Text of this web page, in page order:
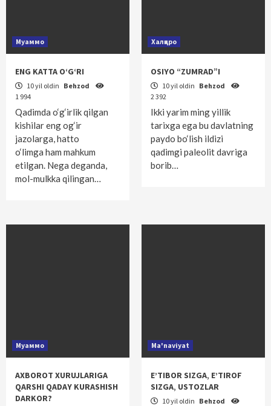
Муаммо
ENG KATTA O‘G‘RI
10 yil oldin Behzod
1 994
Qadimda o‘g‘irlik qilgan
kishilar eng og‘ir
jazolarga, hatto
o‘limga ham mahkum
etilgan. Nega deganda,
mol-mulkka qilingan…
Халқаро
OSIYO “ZUMRAD”I
10 yil oldin Behzod
2 392
Ikki yarim ming yillik
tarixga ega bu davlatning
paydo bo‘lish ildizi
qadimgi paleolit davriga
borib…
Муаммо
AXBOROT XURUJLARIGA
QARSHI QADAY KURASHISH
DARKOR?
Ma'naviyat
E’TIBOR SIZGA‚ E’TIROF
SIZGA‚ USTOZLAR
10 yil oldin Behzod